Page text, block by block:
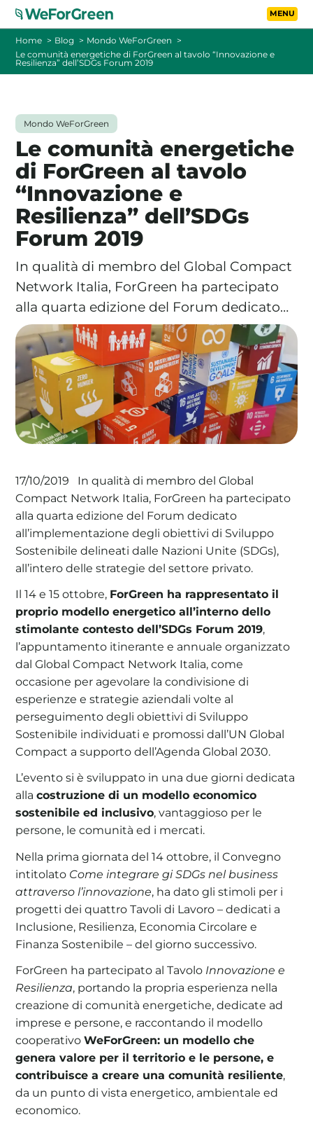
Vai al contenuto
La tua cooperativa energetica sostenibile
Area Soci
|Aderisci a WeForGreen
TARIFFE
FOTOVOLTAICO A DISTANZA
FAQ
BLOG
CONTATTI
PASSA A WEFORGREEN
Home Blog
Mondo WeForGreen
Le comunità energetiche di ForGreen al tavolo “Innovazione e
Resilienza” dell’SDGs Forum 2019
Mondo WeForGreen
Le comunità energetiche
di ForGreen al tavolo
“Innovazione e
Resilienza” dell’SDGs
Forum 2019
In qualità di membro del Global Compact
Network Italia, ForGreen ha partecipato
alla quarta edizione del Forum dedicato…
17/10/2019
In qualità di membro del Global
Compact Network Italia, ForGreen ha partecipato
alla quarta edizione del Forum dedicato
all’implementazione degli obiettivi di Sviluppo
Sostenibile delineati dalle Nazioni Unite (SDGs),
all’intero delle strategie del settore privato.
Il 14 e 15 ottobre, ForGreen ha rappresentato il
proprio modello energetico all’interno dello
stimolante contesto dell’SDGs Forum 2019,
l’appuntamento itinerante e annuale organizzato
dal Global Compact Network Italia, come
occasione per agevolare la condivisione di
esperienze e strategie aziendali volte al
perseguimento degli obiettivi di Sviluppo
Sostenibile individuati e promossi dall’UN Global
Compact a supporto dell’Agenda Global 2030.
L’evento si è sviluppato in una due giorni dedicata
allacostruzione di un modello economico
sostenibile ed inclusivo, vantaggioso per le
persone, le comunità ed i mercati.
Nella prima giornata del 14 ottobre, il Convegno
intitolato Come integrare gi SDGs nel business
attraverso l’innovazione, ha dato gli stimoli per i
progetti dei quattro Tavoli di Lavoro – dedicati a
Inclusione, Resilienza, Economia Circolare e
Finanza Sostenibile – del giorno successivo.
ForGreen ha partecipato al Tavolo Innovazione e
Resilienza, portando la propria esperienza nella
creazione di comunità energetiche, dedicate ad
imprese e persone, e raccontando il modello
cooperativoWeForGreen: un modello che
genera valore per il territorio e le persone, e
contribuisce a creare una comunità resiliente,
da un punto di vista energetico, ambientale ed
economico.